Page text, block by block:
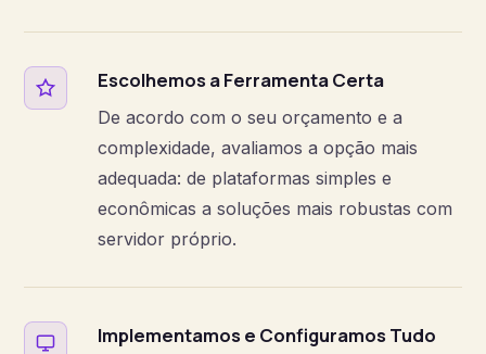
Escolhemos a Ferramenta Certa
De acordo com o seu orçamento e a
complexidade, avaliamos a opção mais
adequada: de plataformas simples e
econômicas a soluções mais robustas com
servidor próprio.
Implementamos e Configuramos Tudo